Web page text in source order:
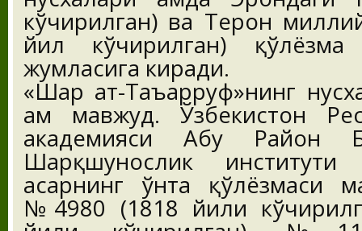
кўчирилган) ва Теҳрон
йил кўчирилган)
жумласига киради.
«Шарҳ ат-Таъарруф»нинг
ҳам мавжуд. Ўзбекистон
академияси Абу Райҳон
Шарқшунослик
асарнинг ўнта қўлёзмаси
№4980 (1818 йили